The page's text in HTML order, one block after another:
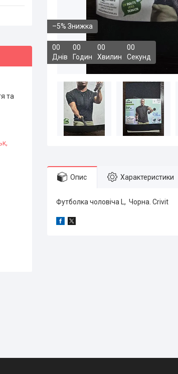
–5%
00
Днів
00
Годин
00
Хвилин
00
Секунд
Опис Характеристики
Футболка чоловіча L, Чорна. Crivit
та